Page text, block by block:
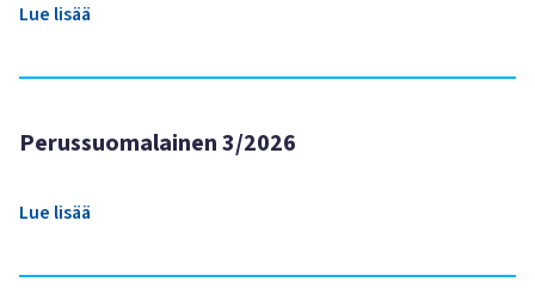
Lue lisää
Perussuomalainen 3/2026
Lue lisää